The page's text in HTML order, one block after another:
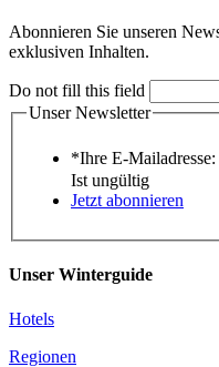
Abonnieren Sie unseren
exklusiven Inhalten.
Do not fill this field
Unser Newsletter
*Ihre E-Mailadresse:
Ist ungültig
Jetzt abonnieren
Unser Winterguide
Hotels
Regionen